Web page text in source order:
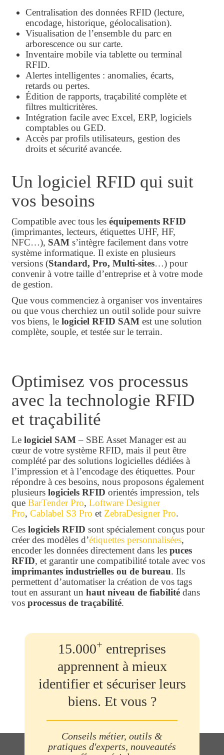
Centralisation des données RFID (lecture,
encodage, historique, géolocalisation).
Visualisation de l’ensemble du parc en
arborescence ou sur carte.
Inventaire mobile via tablette ou terminal
RFID.
Alertes intelligentes : anomalies, écarts,
retards ou pertes.
Édition de rapports, traçabilité complète et
filtres multicritères.
Intégration facile avec Excel, ERP, logiciels
comptables ou GED.
Accès par profils utilisateurs, gestion des
droits et sécurité avancée.
Un logiciel RFID qui suit
vos besoins
Compatible avec tous les équipements RFID
(imprimantes, lecteurs, étiquettes UHF, HF,
NFC…), SAM s’intègre facilement dans votre
système informatique. Il existe en plusieurs
versions (Standard, Pro, Multi-sites…) pour
convenir à votre taille d’entreprise et à votre mode
de gestion.
Que vous commenciez à organiser vos inventaires
ou que vous cherchiez un outil solide pour suivre
vos biens, le logiciel RFID SAM est une solution
complète, souple, et testée sur le terrain.
Optimisez vos processus
avec la technologie RFID
et traçabilité
Le logiciel SAM– SBE Asset Manager est au
cœur de votre système RFID, mais il peut être
complété par des solutions logicielles dédiées à
l’impression et à l’encodage des étiquettes. Pour
répondre à ces besoins, nous proposons également
plusieurs logiciels RFID orientés impression, tels
que BarTender Pro, Loftware Designer
Pro, Cablabel S3 Pro et ZebraDesigner Pro.
Ces logiciels RFID sont spécialement conçus pour
créer des modèles d’étiquettes personnalisées,
encoder les données directement dans les puces
RFID, et garantir une compatibilité totale avec vos
imprimantes industrielles ou de bureau. Ils
permettent d’automatiser la création de vos tags
tout en assurant un haut niveau de fiabilité dans
vos processus de traçabilité.
15.000+ entreprises
apprennent à mieux
identifier et sécuriser leurs
biens. Et vous ?
Conseils métier, outils &
pratiques d'experts, nouveautés